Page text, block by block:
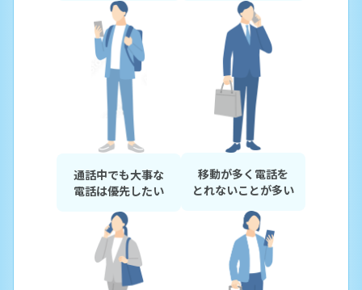
通話中でも大事な
電話は優先したい
移動が多く電話を
とれないことが多い